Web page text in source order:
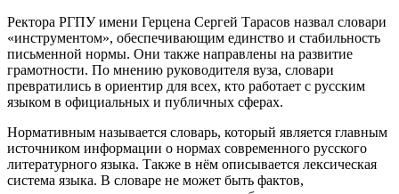
Ректора РГПУ имени Герцена Сергей Тарасов назвал словари
«инструментом», обеспечивающим единство и стабильность
письменной нормы. Они также направлены на развитие
грамотности. По мнению руководителя вуза, словари
превратились в ориентир для всех, кто работает с русским
языком в официальных и публичных сферах.
Нормативным называется словарь, который является главным
источником информации о нормах современного русского
литературного языка. Также в нём описывается лексическая
система языка. В словаре не может быть фактов,